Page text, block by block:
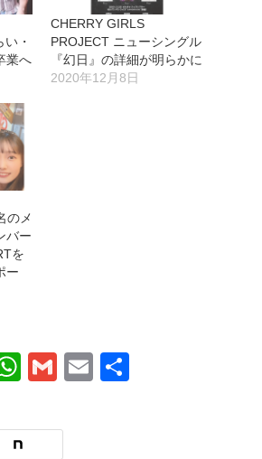
・
業へ
CHERRY GIRLS
PROJECT ニューシングル
『幻日』の詳細が明らかに
2020年12月8日
のメ
バー
を
ー
WhatsApp
GmailEmail